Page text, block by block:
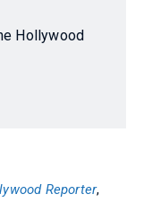
Hollywood
Reporter,